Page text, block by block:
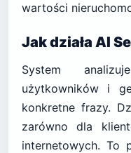
wartości
Jak działa AI
System
użytkowników i
konkretne frazy.
zarówno dla
internetowych. To